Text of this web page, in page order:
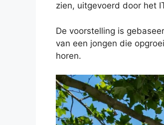
zien, uitgevoerd door het
De voorstelling is
van een jongen die
horen.